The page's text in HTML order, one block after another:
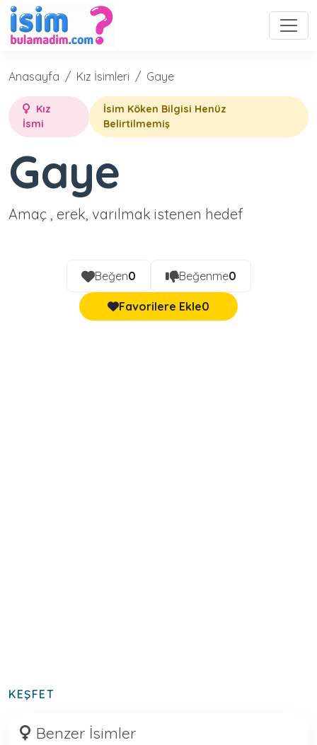
Anasayfa Kız İsimleri Gaye
Kız
İsmi
İsim Köken Bilgisi Henüz
Belirtilmemiş
Gaye
Amaç , erek, varılmak istenen hedef
Beğen0 Beğenme0
Favorilere Ekle0
KEŞFET
Benzer İsimler